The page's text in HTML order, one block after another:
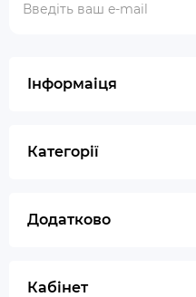
Інформаіця
Категорії
Додатково
Кабінет